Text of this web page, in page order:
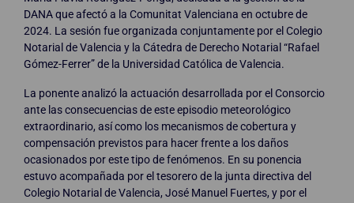
DANA que afectó a la Comunitat Valenciana en octubre de
2024. La sesión fue organizada conjuntamente por el Colegio
Notarial de Valencia y la Cátedra de Derecho Notarial “Rafael
Gómez-Ferrer” de la Universidad Católica de Valencia.
La ponente analizó la actuación desarrollada por el Consorcio
ante las consecuencias de este episodio meteorológico
extraordinario, así como los mecanismos de cobertura y
compensación previstos para hacer frente a los daños
ocasionados por este tipo de fenómenos. En su ponencia
estuvo acompañada por el tesorero de la junta directiva del
Colegio Notarial de Valencia, José Manuel Fuertes, y por el